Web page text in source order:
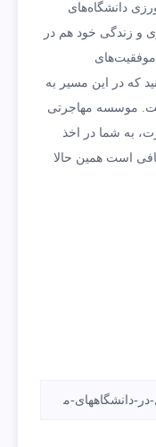
دانشگاه‌های
و زندگی خود هم در
موفقیت‌های
که در این مسیر به
موسسه مهاجرتی
به شما در اخذ
است همین حالا